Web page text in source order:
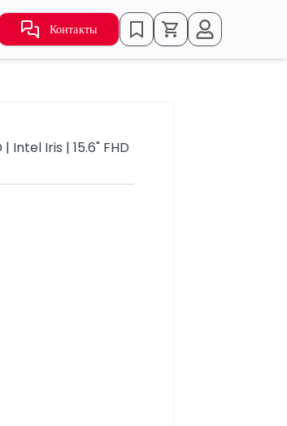
для навигации по результатам.
Контакты
| Intel Iris | 15.6" FHD